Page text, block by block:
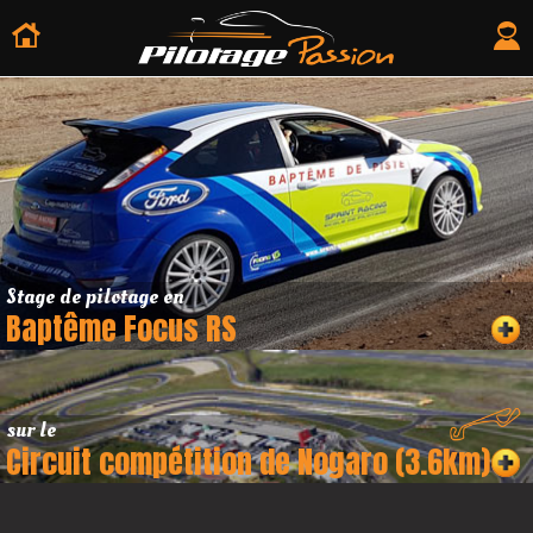
Stage de pilotage en
Baptême Focus RS
sur le
Circuit compétition de Nogaro (3.6km)